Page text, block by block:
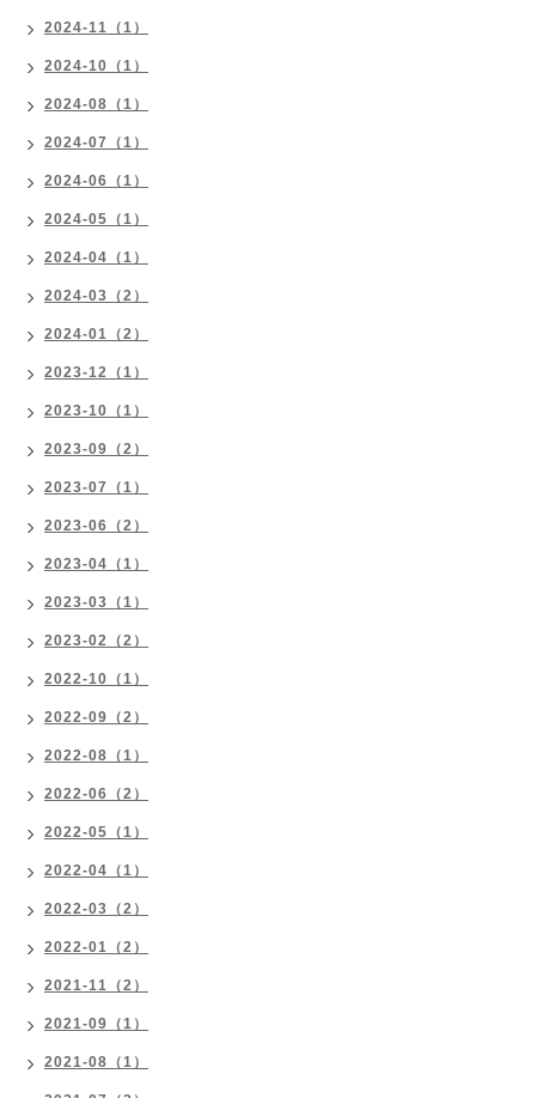
2024-11（1）
2024-10（1）
2024-08（1）
2024-07（1）
2024-06（1）
2024-05（1）
2024-04（1）
2024-03（2）
2024-01（2）
2023-12（1）
2023-10（1）
2023-09（2）
2023-07（1）
2023-06（2）
2023-04（1）
2023-03（1）
2023-02（2）
2022-10（1）
2022-09（2）
2022-08（1）
2022-06（2）
2022-05（1）
2022-04（1）
2022-03（2）
2022-01（2）
2021-11（2）
2021-09（1）
2021-08（1）